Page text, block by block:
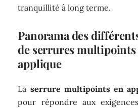
tranquillité à long terme.
Panorama des
de serrures multipoints
applique
La serrure multipoints en
pour répondre aux